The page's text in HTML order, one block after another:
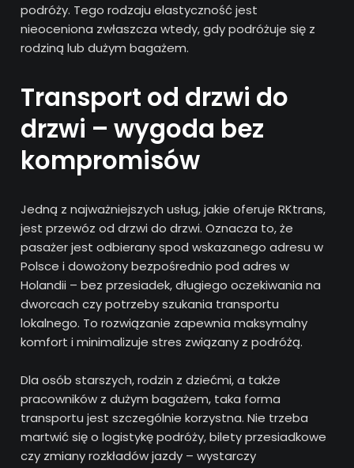
podróży. Tego rodzaju elastyczność jest
nieoceniona zwłaszcza wtedy, gdy podróżuje się z
rodziną lub dużym bagażem.
Transport od drzwi do
drzwi – wygoda bez
kompromisów
Jedną z najważniejszych usług, jakie oferuje RKtrans,
jest przewóz od drzwi do drzwi. Oznacza to, że
pasażer jest odbierany spod wskazanego adresu w
Polsce i dowożony bezpośrednio pod adres w
Holandii – bez przesiadek, długiego oczekiwania na
dworcach czy potrzeby szukania transportu
lokalnego. To rozwiązanie zapewnia maksymalny
komfort i minimalizuje stres związany z podróżą.
Dla osób starszych, rodzin z dziećmi, a także
pracowników z dużym bagażem, taka forma
transportu jest szczególnie korzystna. Nie trzeba
martwić się o logistykę podróży, bilety przesiadkowe
czy zmiany rozkładów jazdy – wystarczy